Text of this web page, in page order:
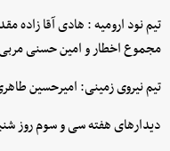
تیم نود ارومیه : هادی آقا زاده
مجموع اخطار و امین حسنی
تیم نیروی زمینی: امیرحسین
دیدارهای هفته سی و سوم روز شنبه ۲۰ تیر برگزار می